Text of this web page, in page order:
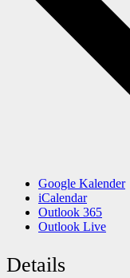
Google Kalender
iCalendar
Outlook 365
Outlook Live
Details